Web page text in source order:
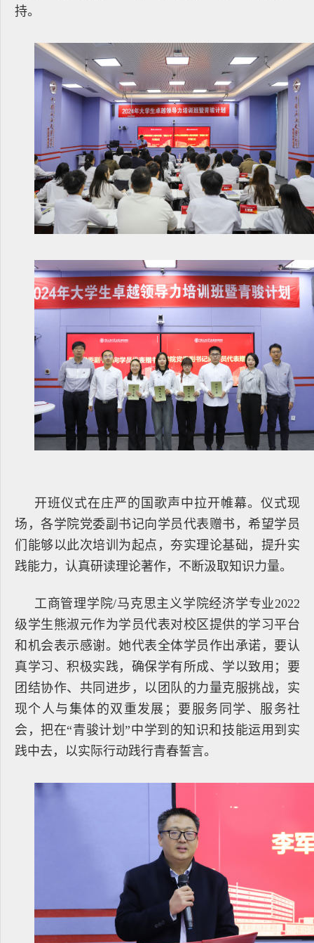
持。
开班仪式在庄严的国歌声中拉开帷幕。仪式现
场，各学院党委副书记向学员代表赠书，希望学员
们能够以此次培训为起点，夯实理论基础，提升实
践能力，认真研读理论著作，不断汲取知识力量。
工商管理学院/马克思主义学院经济学专业2022
级学生熊淑元作为学员代表对校区提供的学习平台
和机会表示感谢。她代表全体学员作出承诺，要认
真学习、积极实践，确保学有所成、学以致用；要
团结协作、共同进步，以团队的力量克服挑战，实
现个人与集体的双重发展；要服务同学、服务社
会，把在“青骏计划”中学到的知识和技能运用到实
践中去，以实际行动践行青春誓言。